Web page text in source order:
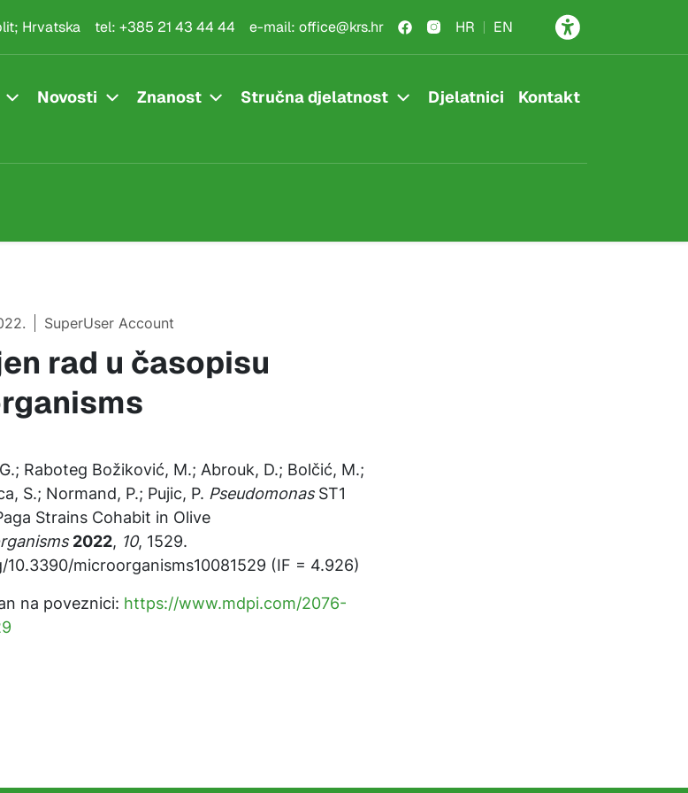
Hrvatska tel: +385 21 43 44 44 e-mail: office@krs.hr HR EN
Novosti Znanost Stručna djelatnost Djelatnici Kontakt
SuperUser Account
rad u časopisu
Raboteg Božiković, M.; Abrouk, D.; Bolčić, M.;
S.; Normand, P.; Pujic, P. PseudomonasST1
Strains Cohabit in Olive
2022, 10, 1529.
microorganisms10081529 (IF = 4.926)
na poveznici: https://www.mdpi.com/2076-